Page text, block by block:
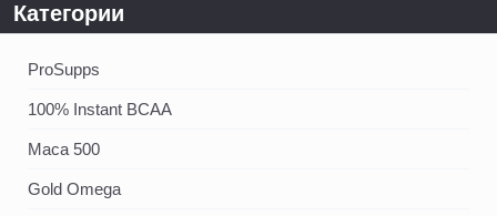
Категории
ProSupps
100% Instant BCAA
Maca 500
Gold Omega